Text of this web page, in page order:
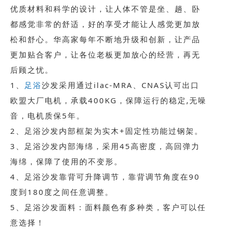
优质材料和科学的设计，让人体不管是坐、趟、卧
都感觉非常的舒适，好的享受才能让人感觉更加放
松和舒心。华高家每年不断地升级和创新，让产品
更加贴合客户，让各位老板更加放心的经营，再无
后顾之忧。
1、 足浴沙发采用通过ilac-MRA、CNAS认可出口
欧盟大厂电机，承载400KG，保障运行的稳定,无噪
音，电机质保5年。
2、足浴沙发内部框架为实木+固定性功能过钢架。
3、足浴沙发内部海绵，采用45高密度，高回弹力
海绵，保障了使用的不变形。
4、足浴沙发靠背可升降调节，靠背调节角度在90
度到180度之间任意调整。
5、足浴沙发面料：面料颜色有多种类，客户可以任
意选择！